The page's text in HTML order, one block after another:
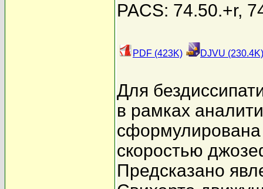
PACS: 74.50.+r,
PDF (423K) DJVU (230.4K)
Для
в рамках
сформулирована
скоростью
Предсказано